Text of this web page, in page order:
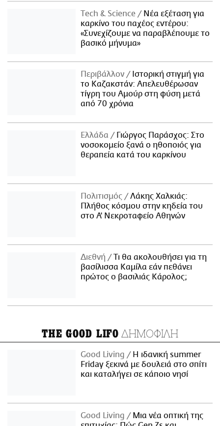
Τech & Science
Νέα εξέταση για
καρκίνο του παχέος εντέρου:
«Συνεχίζουμε να παραβλέπουμε το
βασικό μήνυμα»
Περιβάλλον
Ιστορική στιγμή για
το Καζακστάν: Απελευθέρωσαν
τίγρη του Αμούρ στη φύση μετά
από 70 χρόνια
Ελλάδα
Γιώργος Παράσχος: Στο
νοσοκομείο ξανά ο ηθοποιός για
θεραπεία κατά του καρκίνου
Πολιτισμός
Λάκης Χαλκιάς:
Πλήθος κόσμου στην κηδεία του
στο Α' Νεκροταφείο Αθηνών
Διεθνή
Τι θα ακολουθήσει για τη
βασίλισσα Καμίλα εάν πεθάνει
πρώτος ο βασιλιάς Κάρολος;
THE GOOD LIFO ΔΗΜΟΦΙΛΗ
Good Living
Η ιδανική summer
Friday ξεκινά με δουλειά στο σπίτι
και καταλήγει σε κάποιο νησί
Good Living
Μια νέα οπτική της